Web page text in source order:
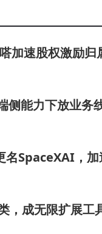
加速股权激励归
侧能力下放业务
SpaceXAI，
，成无限扩展工